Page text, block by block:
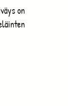
on